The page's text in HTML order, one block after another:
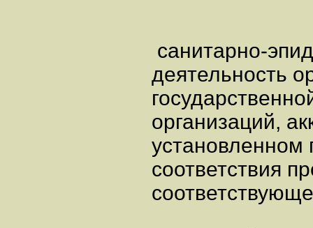
санитарно-
деятельность
организаций,
установленном
соответствия